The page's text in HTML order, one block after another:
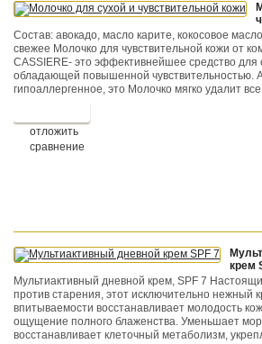
Состав: авокадо, масло карите, кокосовое
свежее Молочко для чувствительной кожи от
CASSIERE- это эффективнейшее средство для
обладающей повышенной чувствительностью.
гипоаллергенное, это Молочко мягко удалит все
отложить
сравнение
крем
Мультиактивный дневной крем, SPF 7
против старения, этот исключительно нежный
впитываемости восстанавливает молодость
ощущение полного блаженства. Уменьшает
восстанавливает клеточный метаболизм,